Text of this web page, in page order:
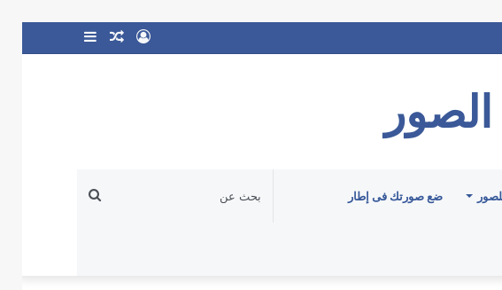
إضافةمقالتسجيل
ضع صورتك فى إطار بحث